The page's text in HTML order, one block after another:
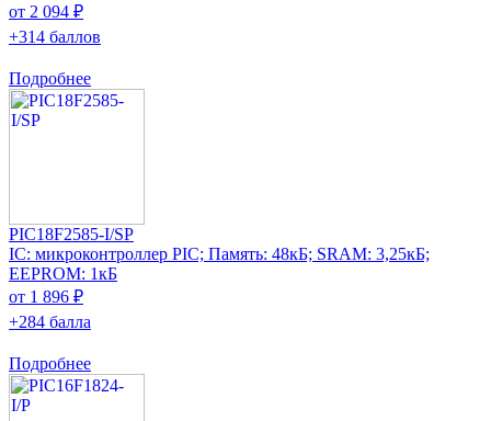
от 2 094 ₽
+314 баллов
Подробнее
PIC18F2585-I/SP
IC: микроконтроллер PIC; Память: 48кБ; SRAM: 3,25кБ;
EEPROM: 1кБ
от 1 896 ₽
+284 балла
Подробнее